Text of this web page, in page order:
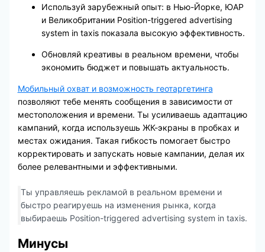
Используй зарубежный опыт: в Нью-Йорке, ЮАР
и Великобритании Position-triggered advertising
system in taxis показала высокую эффективность.
Обновляй креативы в реальном времени, чтобы
экономить бюджет и повышать актуальность.
Мобильный охват и возможность геотаргетинга
позволяют тебе менять сообщения в зависимости от
местоположения и времени. Ты усиливаешь адаптацию
кампаний, когда используешь ЖК-экраны в пробках и
местах ожидания. Такая гибкость помогает быстро
корректировать и запускать новые кампании, делая их
более релевантными и эффективными.
Ты управляешь рекламой в реальном времени и
быстро реагируешь на изменения рынка, когда
выбираешь Position-triggered advertising system in taxis.
Минусы